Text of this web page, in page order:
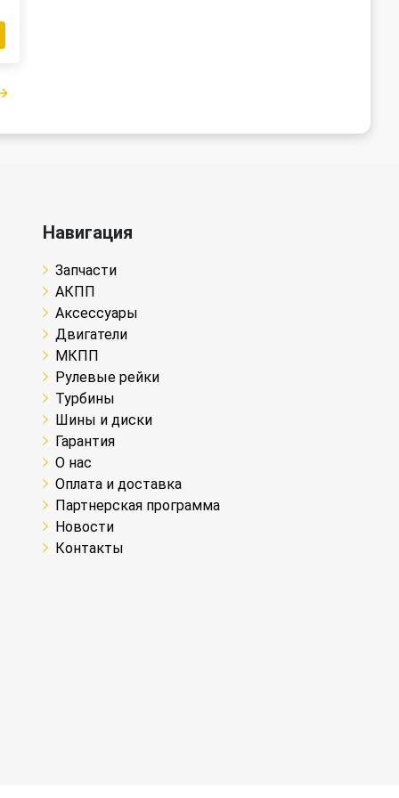
Навигация
Запчасти
АКПП
Аксессуары
Двигатели
МКПП
Рулевые рейки
Турбины
Шины и диски
Гарантия
О нас
Оплата и доставка
Партнерская программа
Новости
Контакты